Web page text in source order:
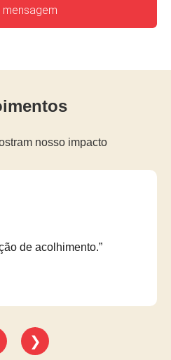
nosso impacto
de acolhimento.”
❯